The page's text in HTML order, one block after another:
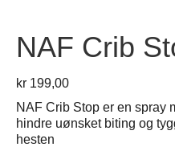
NAF Crib
kr 199,00
NAF Crib Stop er en spray
hindre uønsket biting og
hesten